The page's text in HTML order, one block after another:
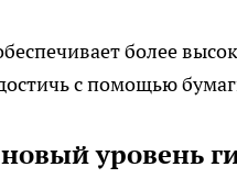
более
с помощью
уровень